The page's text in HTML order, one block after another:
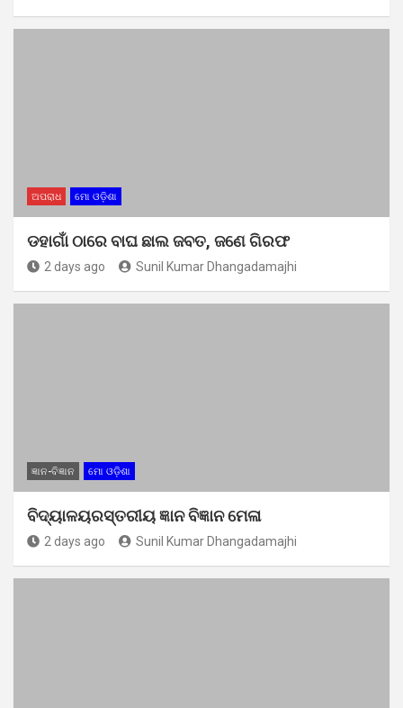
ଅପରାଧ ମୋ ଓଡ଼ିଶା
ଡହାଗାଁ ଠାରେ ବାଘ ଛାଲ ଜବତ, ଜଣେ ଗିରଫ
2 days ago Sunil Kumar Dhangadamajhi
ଜ୍ଞାନ-ବିଜ୍ଞାନ ମୋ ଓଡ଼ିଶା
ବିଦ୍ୟାଳୟରସ୍ତରୀୟ ଜ୍ଞାନ ବିଜ୍ଞାନ ମେଳା
2 days ago Sunil Kumar Dhangadamajhi